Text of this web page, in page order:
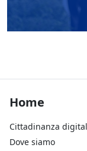
Footer Home
Home
Cittadinanza
Dove siamo